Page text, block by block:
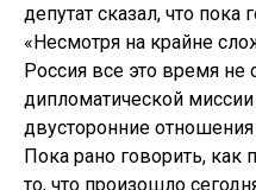
депутат сказал, что пока
«Несмотря на крайне
Россия все это время не
дипломатической
двусторонние
Пока рано говорить, как
то, что произошло